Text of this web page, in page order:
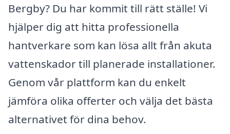
Bergby? Du har kommit till rätt ställe! Vi
hjälper dig att hitta professionella
hantverkare som kan lösa allt från akuta
vattenskador till planerade installationer.
Genom vår plattform kan du enkelt
jämföra olika offerter och välja det bästa
alternativet för dina behov.